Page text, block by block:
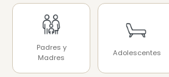
Padres y
Madres
Adolescentes